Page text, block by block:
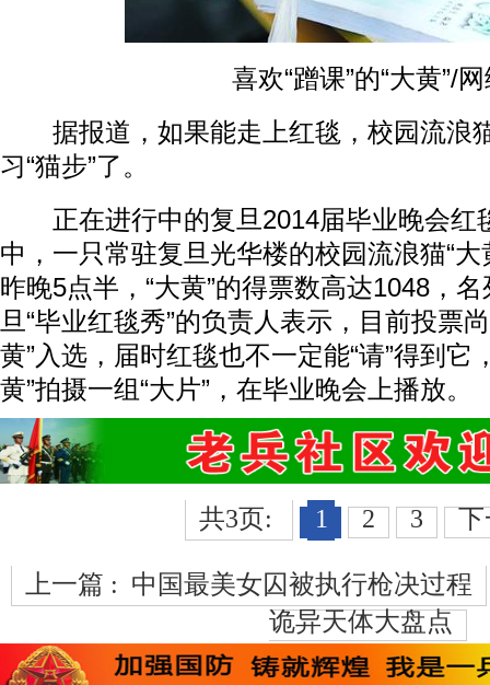
喜欢“蹭课”的“大黄”/网
据报道，如果能走上红毯，校园流浪猫
习“猫步”了。
正在进行中的复旦2014届毕业晚会红
中，一只常驻复旦光华楼的校园流浪猫“
昨晚5点半，“大黄”的得票数高达1048，
旦“毕业红毯秀”的负责人表示，目前投票
黄”入选，届时红毯也不一定能“请”得到它
黄”拍摄一组“大片”，在毕业晚会上播放。
共3页: 1 2 3 下
上一篇 : 中国最美女囚被执行枪决过程
诡异天体大盘点